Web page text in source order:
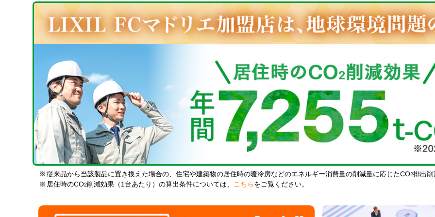
※ 従来品から当該製品に置き換えた場合の、住宅や建築物の居住時の暖冷房などのエネルギー消費量の削減量に応じたCO2排出削
※ 居住時のCO2削減効果（1台あたり）の算出条件については、 こちら をご覧ください。